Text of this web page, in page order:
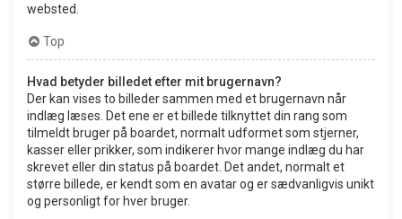
websted.
Top
Hvad betyder billedet efter mit brugernavn?
Der kan vises to billeder sammen med et brugernavn når
indlæg læses. Det ene er et billede tilknyttet din rang som
tilmeldt bruger på boardet, normalt udformet som stjerner,
kasser eller prikker, som indikerer hvor mange indlæg du har
skrevet eller din status på boardet. Det andet, normalt et
større billede, er kendt som en avatar og er sædvanligvis unikt
og personligt for hver bruger.